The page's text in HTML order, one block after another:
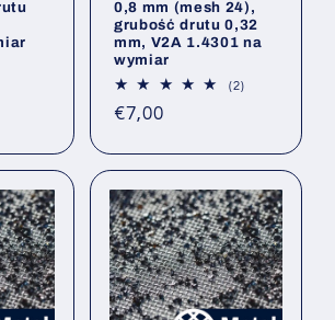
0,8 mm (mesh 24),
grubość drutu 0,32
mm, V2A 1.4301 na
wymiar
(2)2
Cena
€7,00